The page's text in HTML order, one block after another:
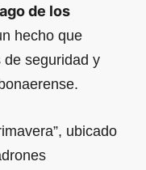
de los
hecho que
de seguridad y
ubicado